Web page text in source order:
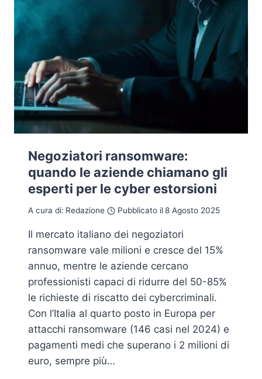
Negoziatori ransomware:
quando le aziende chiamano gli
esperti per le cyber estorsioni
A cura di: Redazione Pubblicato il8 Agosto 2025
Il mercato italiano dei negoziatori
ransomware vale milioni e cresce del 15%
annuo, mentre le aziende cercano
professionisti capaci di ridurre del 50-85%
le richieste di riscatto dei cybercriminali.
Con l’Italia al quarto posto in Europa per
attacchi ransomware (146 casi nel 2024) e
pagamenti medi che superano i 2 milioni di
euro, sempre più…